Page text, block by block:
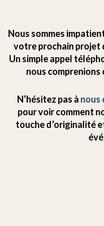
Nous sommes
votre prochain projet
Un simple appel
nous comprenions
N’hésitez pas à nous
pour voir comment
touche d’originalité